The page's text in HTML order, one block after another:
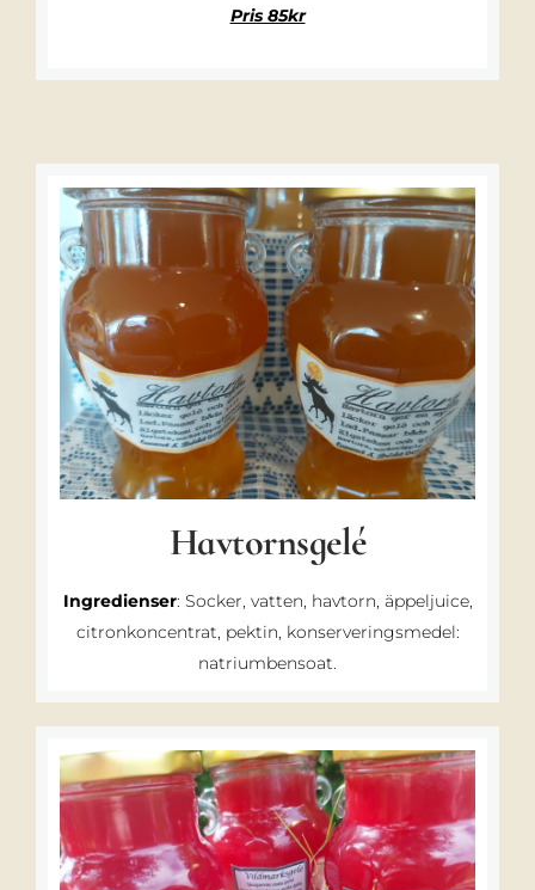
Pris 85kr
Havtornsgelé
Ingredienser: Socker, vatten, havtorn, äppeljuice,
citronkoncentrat, pektin, konserveringsmedel:
natriumbensoat.